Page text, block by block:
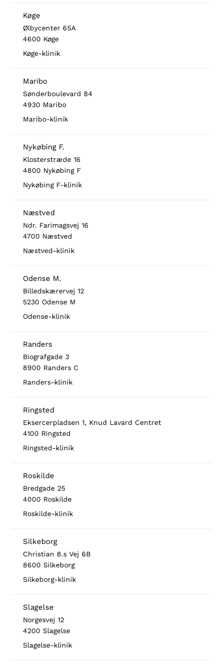
Køge
Ølbycenter 65A
4600 Køge
Køge-klinik
Maribo
Sønderboulevard 84
4930 Maribo
Maribo-klinik
Nykøbing F.
Klosterstræde 16
4800 Nykøbing F
Nykøbing F-klinik
Næstved
Ndr. Farimagsvej 16
4700 Næstved
Næstved-klinik
Odense M.
Billedskærervej 12
5230 Odense M
Odense-klinik
Randers
Biografgade 3
8900 Randers C
Randers-klinik
Ringsted
Eksercerpladsen 1, Knud Lavard Centret
4100 Ringsted
Ringsted-klinik
Roskilde
Bredgade 25
4000 Roskilde
Roskilde-klinik
Silkeborg
Christian 8.s Vej 6B
8600 Silkeborg
Silkeborg-klinik
Slagelse
Norgesvej 12
4200 Slagelse
Slagelse-klinik